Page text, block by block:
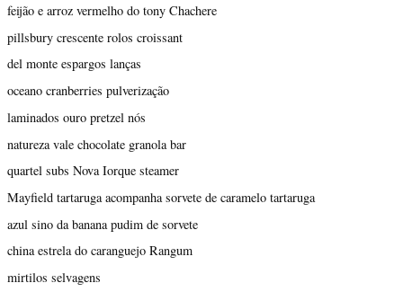
feijão e arroz vermelho do tony Chachere
pillsbury crescente rolos croissant
del monte espargos lanças
oceano cranberries pulverização
laminados ouro pretzel nós
natureza vale chocolate granola bar
quartel subs Nova Iorque steamer
Mayfield tartaruga acompanha sorvete de caramelo tartaruga
azul sino da banana pudim de sorvete
china estrela do caranguejo Rangum
mirtilos selvagens